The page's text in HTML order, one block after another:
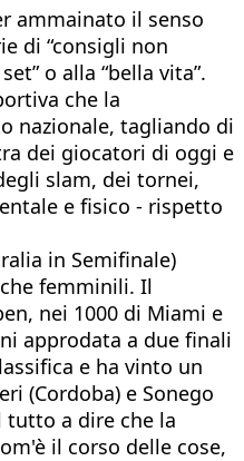
ammainato il senso
di “consigli non
o alla “bella vita”.
che la
nazionale, tagliando di
dei giocatori di oggi e
slam, dei tornei,
e fisico - rispetto
in Semifinale)
femminili. Il
nei 1000 di Miami e
approdata a due finali
e ha vinto un
(Cordoba) e Sonego
tutto a dire che la
il corso delle cose,